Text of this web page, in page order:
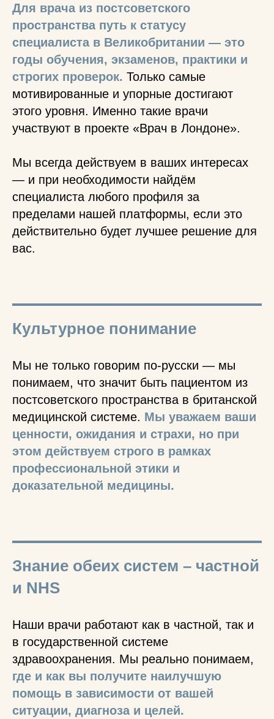
Для врача из постсоветского
пространства путь к статусу
специалиста в Великобритании — это
годы обучения, экзаменов, практики и
строгих проверок. Только самые
мотивированные и упорные достигают
этого уровня. Именно такие врачи
участвуют в проекте «Врач в Лондоне».
Мы всегда действуем в ваших интересах
— и при необходимости найдём
специалиста любого профиля за
пределами нашей платформы, если это
действительно будет лучшее решение для
вас.
Культурное понимание
Мы не только говорим по-русски — мы
понимаем, что значит быть пациентом из
постсоветского пространства в британской
медицинской системе. Мы уважаем ваши
ценности, ожидания и страхи, но при
этом действуем строго в рамках
профессиональной этики и
доказательной медицины.
Знание обеих систем – частной
и NHS
Наши врачи работают как в частной, так и
в государственной системе
здравоохранения. Мы реально понимаем,
где и как вы получите наилучшую
помощь в зависимости от вашей
ситуации, диагноза и целей.